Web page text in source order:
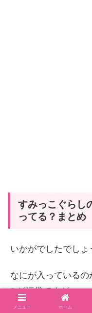
すみっこぐらし
ってる？まとめ
いかがでしたでしょ
なにが入っているの
のが福袋ですが、
メニュー ホーム